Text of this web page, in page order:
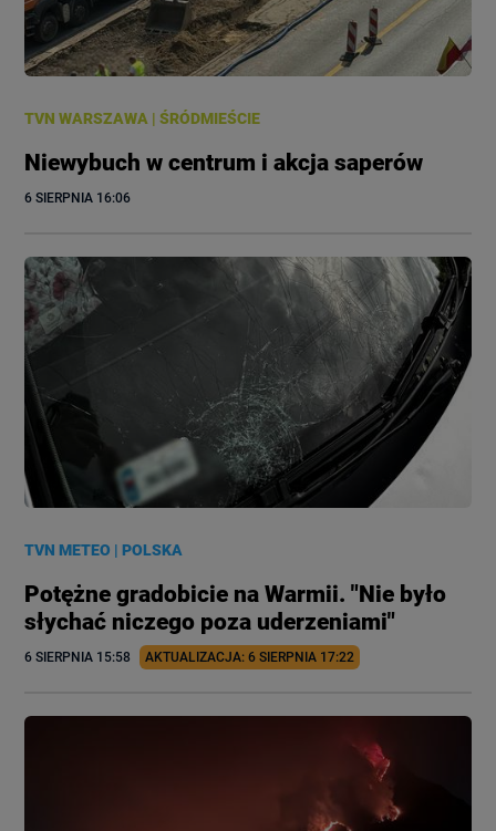
TVN WARSZAWA |ŚRÓDMIEŚCIE
Niewybuch w centrum i akcja saperów
6 SIERPNIA 16:06
TVN METEO |POLSKA
Potężne gradobicie na Warmii. "Nie było
słychać niczego poza uderzeniami"
6 SIERPNIA 15:58 AKTUALIZACJA: 6 SIERPNIA 17:22